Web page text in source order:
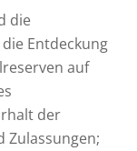
die
Entdeckung
auf
der
Zulassungen;